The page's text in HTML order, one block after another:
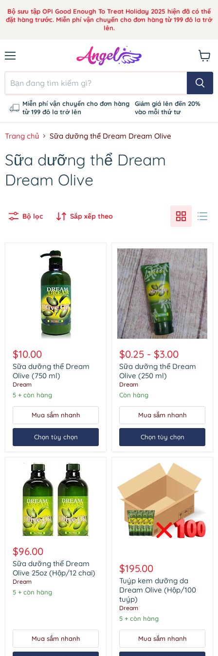
Bộ sưu tập OPI Good Enough To Treat Holiday 2025 hiện đã có thể
đặt hàng trước. Miễn phí vận chuyển cho đơn hàng từ 199 đô la trở
lên.
đơn
Miễn phí vận chuyển cho đơn hàng
từ 199 đô la trở lên
Giảm giá lên đến 20%
vào mỗi thứ tư
giỏ
hàng
Trang chủ Sữa dưỡng thể Dream Dream Olive
Sữa dưỡng thể Dream
Dream Olive
Bộ lọc Sắp xếp theo
dưỡng
thể
Dream
Olive
(750
ml)
$10.00
Sữa dưỡng thể Dream
Olive (750 ml)
Dream
5 + còn hàng
Mua sắm nhanh
Chọn tùy chọn
dưỡng
thể
Dream
Olive
(250
ml)
$0.25 - $3.00
Sữa dưỡng thể Dream
Olive (250 ml)
Dream
Còn hàng
Mua sắm nhanh
Chọn tùy chọn
dưỡng
thể
Dream
Olive
25oz
(Hộp/12
chai)
$96.00
Sữa dưỡng thể Dream
Olive 25oz (Hộp/12 chai)
Dream
5 + còn hàng
Mua sắm nhanh
kem
dưỡng
da
Dream
Olive
(Hộp/100
tuýp)
$195.00
Tuýp kem dưỡng da
Dream Olive (Hộp/100
tuýp)
Dream
5 + còn hàng
Mua sắm nhanh